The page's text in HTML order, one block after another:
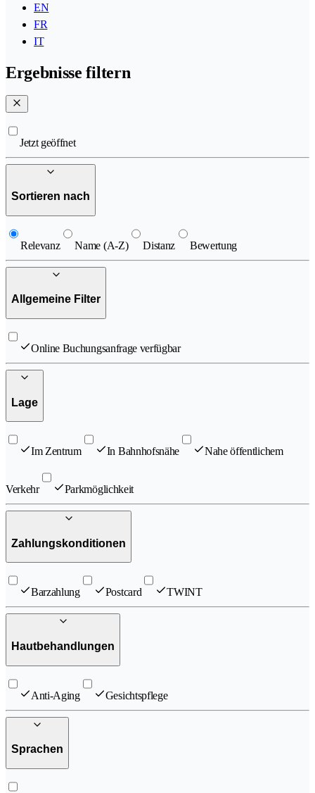
EN
FR
IT
Ergebnisse filtern
Jetzt geöffnet
Sortieren nach
Relevanz Name (A-Z) Distanz Bewertung
Allgemeine Filter
Online Buchungsanfrage verfügbar
Lage
Im Zentrum In Bahnhofsnähe Nahe öffentlichem
Verkehr Parkmöglichkeit
Zahlungskonditionen
Barzahlung Postcard TWINT
Hautbehandlungen
Anti-Aging Gesichtspflege
Sprachen